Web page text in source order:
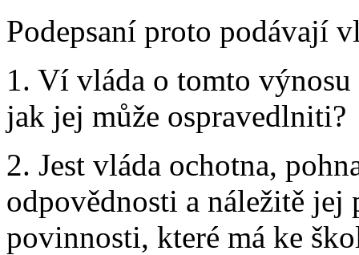
Podepsaní proto podávají
1. Ví vláda o tomto výnosu
jak jej může ospravedlniti?
2. Jest vláda ochotna,
odpovědnosti a náležitě
povinnosti, které má ke